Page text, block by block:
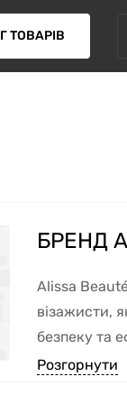
ТОВАРІВ
БРЕНД
Alissa
візажисти,
безпеку та
Розгорнути